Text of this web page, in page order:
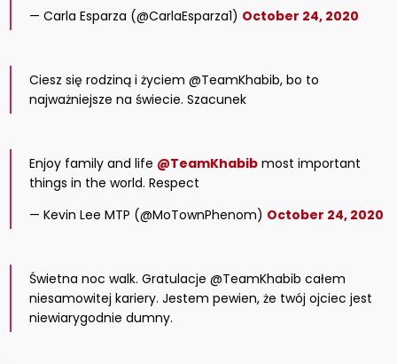
— Carla Esparza (@CarlaEsparza1) October 24, 2020
Ciesz się rodziną i życiem @TeamKhabib, bo to
najważniejsze na świecie. Szacunek
Enjoy family and life @TeamKhabib most important
things in the world. Respect
— Kevin Lee MTP (@MoTownPhenom) October 24, 2020
Świetna noc walk. Gratulacje @TeamKhabib całem
niesamowitej kariery. Jestem pewien, że twój ojciec jest
niewiarygodnie dumny.